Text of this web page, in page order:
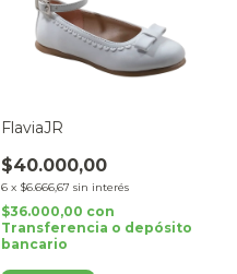
FlaviaJR
$40.000,00
6 x $6.666,67 sin interés
$36.000,00 con
Transferencia o depósito
bancario